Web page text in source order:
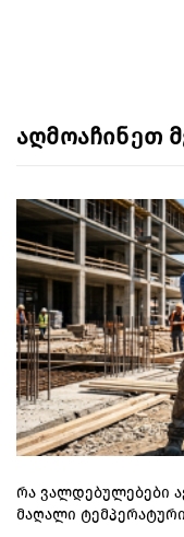
აღმოაჩინეთ
რა ვალდებულებები
მაღალი